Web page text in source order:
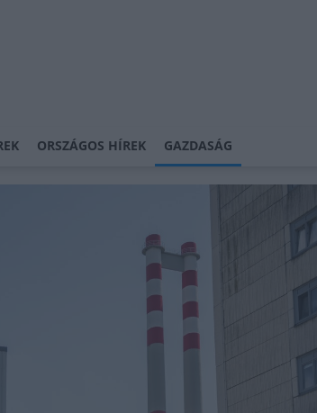
ORSZÁGOS HÍREK GAZDASÁG